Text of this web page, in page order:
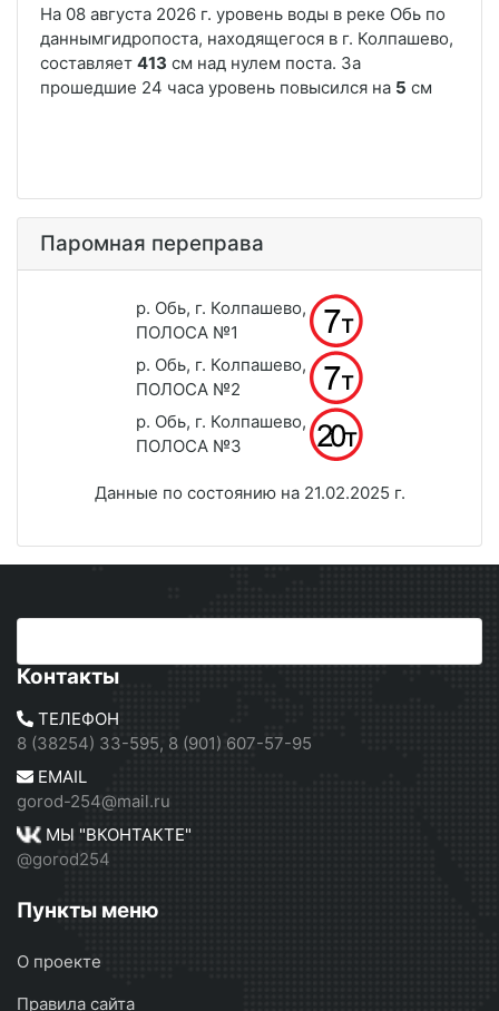
Паромная переправа
р. Обь, г. Колпашево,
ПОЛОСА №1
р. Обь, г. Колпашево,
ПОЛОСА №2
р. Обь, г. Колпашево,
ПОЛОСА №3
Данные по состоянию на 21.02.2025 г.
Контакты
ТЕЛЕФОН
8 (38254) 33-595, 8 (901) 607-57-95
EMAIL
gorod-254@mail.ru
МЫ "ВКОНТАКТЕ"
@gorod254
Пункты меню
О проекте
Правила сайта